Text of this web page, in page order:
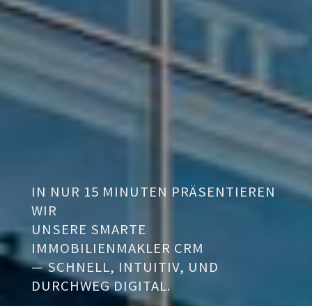
IN NUR 15 MINUTEN PRÄSENTIEREN
WIR
UNSERE SMARTE
IMMOBILIENMAKLER CRM
— SCHNELL, INTUITIV, UND
DURCHWEG DIGITAL.